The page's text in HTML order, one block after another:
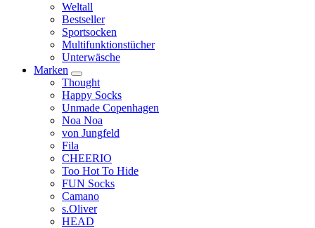
Weltall
Bestseller
Sportsocken
Multifunktionstücher
Unterwäsche
Marken
Thought
Happy Socks
Unmade Copenhagen
Noa Noa
von Jungfeld
Fila
CHEERIO
Too Hot To Hide
FUN Socks
Camano
s.Oliver
HEAD